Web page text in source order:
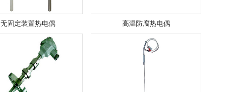
无固定装置热电偶 高温防腐热电偶